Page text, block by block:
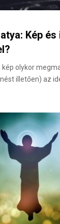
Kép
olykor
illetően) az